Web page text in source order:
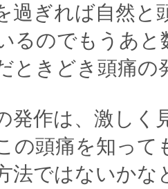
過ぎれば自然
るのでもうあ
ときどき頭痛の
発作は、激しく
の頭痛を知って
法ではないかな